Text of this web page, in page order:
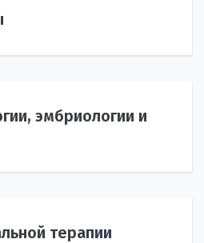
эмбриологии и
терапии